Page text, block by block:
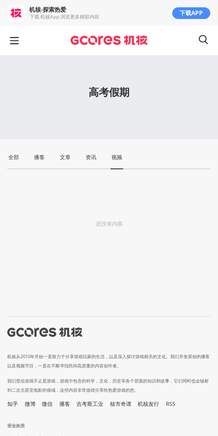
高考假期
全部 播客 文章 资讯 视频
还没有内容
机核从2010年开始一直致力于分享游戏玩家的生活，以及深入探讨游戏相关的文化。我们开发原创的播客
以及视频节目，一直在不断寻找民间高质量的内容创作者。
我们坚信游戏不止是游戏，游戏中包含的科学，文化，历史等各个层面的知识和故事，它们同时也会辐射
到二次元甚至电影的领域，这些内容非常值得分享给热爱游戏的您。
知乎 微博 微信 播客 吉考斯工业 核市奇谭 机核发行 RSS
营业执照
机核-探索热爱
下载 机核App 浏览更多精彩内容 下载APP